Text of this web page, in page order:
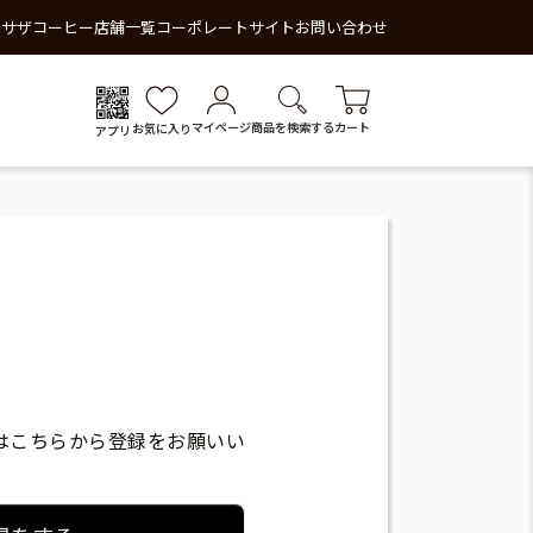
ザコーヒー店舗一覧コーポレートサイトお問い合わせ
アプリ お気に入り マイページ商品を検索するカート
ちらから登録をお願いい